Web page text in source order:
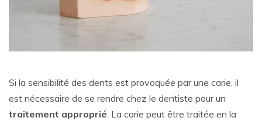
Si la sensibilité des dents est provoquée par une carie, il
est nécessaire de se rendre chez le dentiste pour un
traitement approprié . La carie peut être traitée en la